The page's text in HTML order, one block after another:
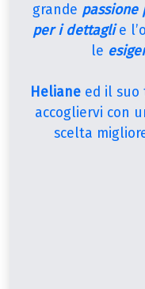
grande passione
per i dettaglie
le
Helianeed il suo
accogliervi con
scelta